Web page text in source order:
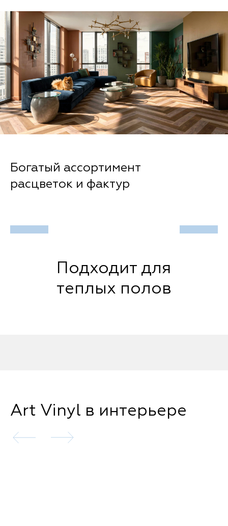
Эффект объема фаска
Подходит для
теплых полов
Art Vinyl в интерьере